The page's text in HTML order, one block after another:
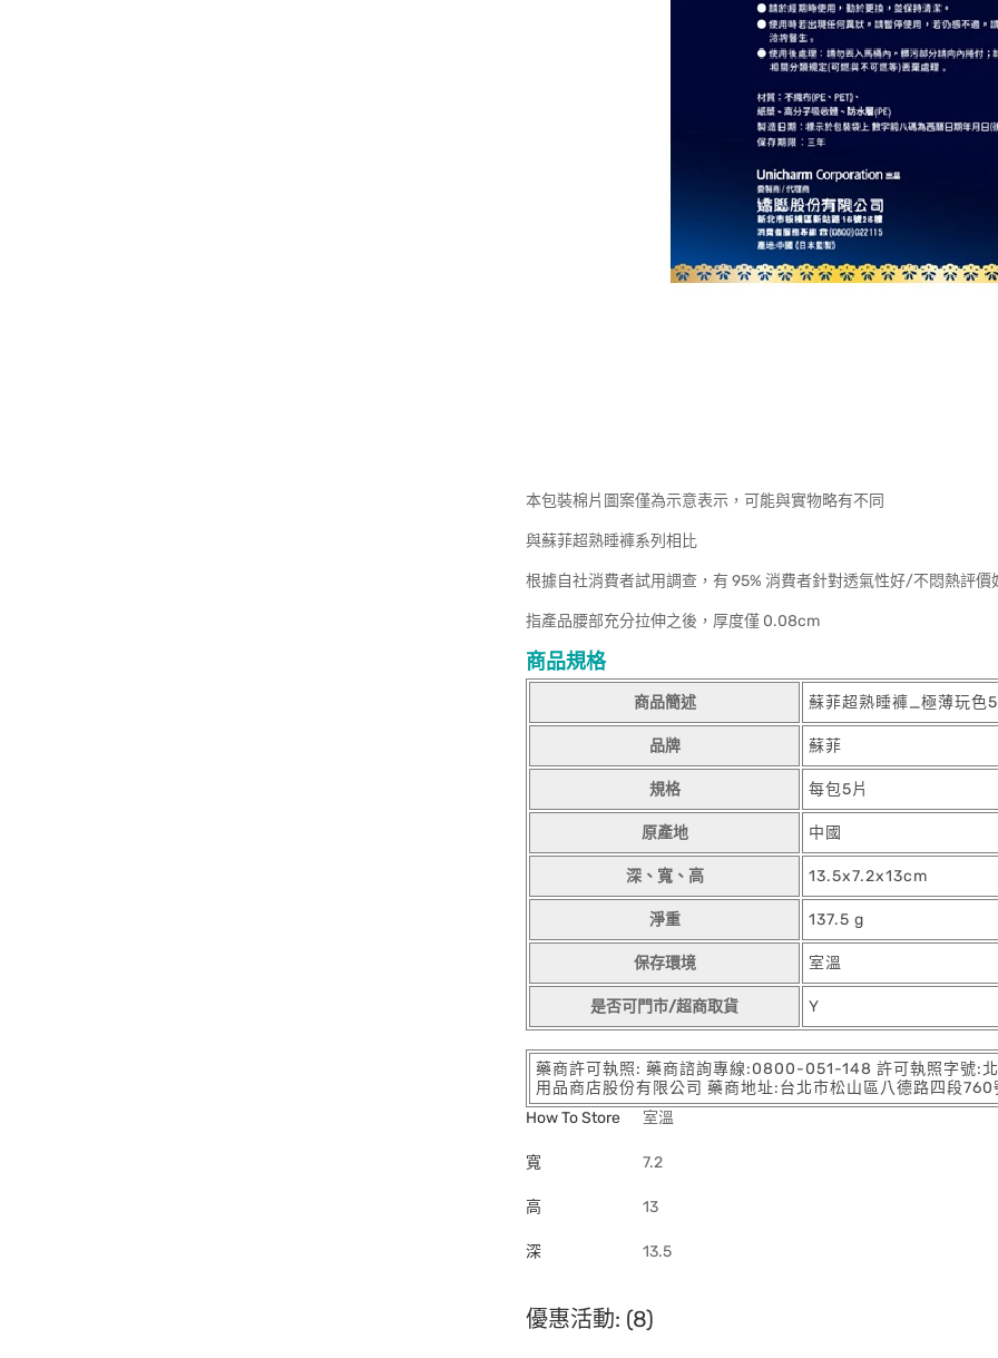
本包裝棉片圖案僅為示意表示，可能與實物略有不同
與蘇菲超熟睡褲系列相比
根據自社消費者試用調查，有 95% 消費者針對透氣性好/不悶熱評價
指產品腰部充分拉伸之後，厚度僅 0.08cm
商品規格
商品簡述 蘇菲超熟睡褲_極薄玩色
品牌 蘇菲
規格 每包5片
原產地 中國
深、寬、高 13.5x7.2x13cm
淨重 137.5 g
保存環境 室溫
是否可門市/超商取貨 Y
藥商許可執照: 藥商諮詢專線:0800-051-148 許可執照字號:
用品商店股份有限公司 藥商地址:台北市松山區八德路四段
How To Store
室溫
寬 7.2
高 13
深 13.5
優惠活動: (8)